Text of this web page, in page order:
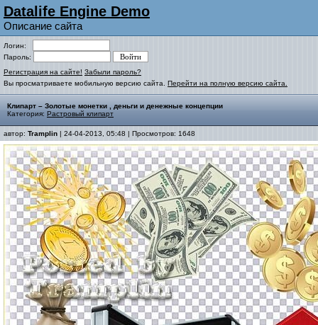
Datalife Engine Demo
Описание сайта
Логин:
Пароль:
Регистрация на сайте! Забыли пароль?
Вы просматриваете мобильную версию сайта. Перейти на полную версию сайта.
Клипарт – Золотые монетки , деньги и денежные концепции
Категория: Растровый клипарт
автор: Tramplin | 24-04-2013, 05:48 | Просмотров: 1648